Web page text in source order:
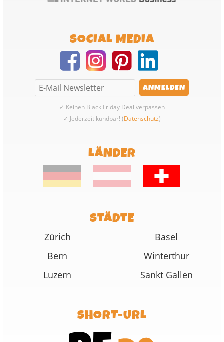
SOCIAL MEDIA
✓ Keinen Black Friday Deal verpassen
✓ Jederzeit kündbar! (Datenschutz)
LÄNDER
STÄDTE
Zürich
Basel
Bern
Winterthur
Luzern
Sankt Gallen
SHORT-URL